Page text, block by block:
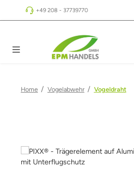
Zum Hauptinhalt springen
+49 208 - 37739770
Home / Vogelabwehr / Vogeldraht
Bildergalerie überspringen